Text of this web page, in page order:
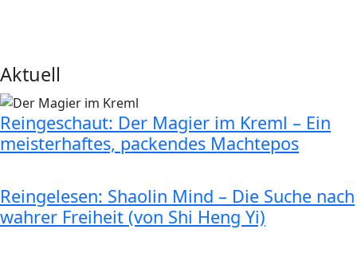
Aktuell
Reingeschaut: Der Magier im Kreml – Ein
meisterhaftes, packendes Machtepos
Reingelesen: Shaolin Mind – Die Suche nach
wahrer Freiheit (von Shi Heng Yi)